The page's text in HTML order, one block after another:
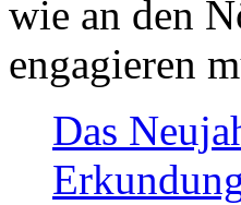
wie an den
engagieren
Das